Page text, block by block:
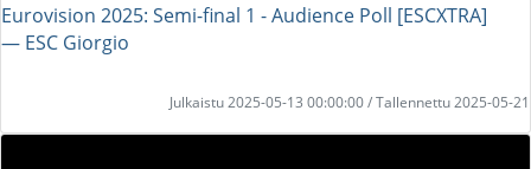
Eurovision 2025: Semi-final 1 - Audience Poll [ESCXTRA]
― ESC Giorgio
Julkaistu 2025-05-13 00:00:00 / Tallennettu 2025-05-21